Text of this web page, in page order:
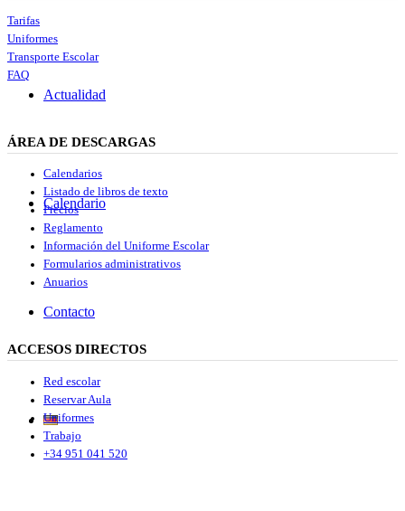
Actualidad
Calendario
Contacto
Tarifas
Uniformes
Transporte Escolar
FAQ
ÁREA DE DESCARGAS
Calendarios
Listado de libros de texto
Precios
Reglamento
Información del Uniforme Escolar
Formularios administrativos
Anuarios
ACCESOS DIRECTOS
Red escolar
Reservar Aula
Uniformes
Trabajo
+34 951 041 520